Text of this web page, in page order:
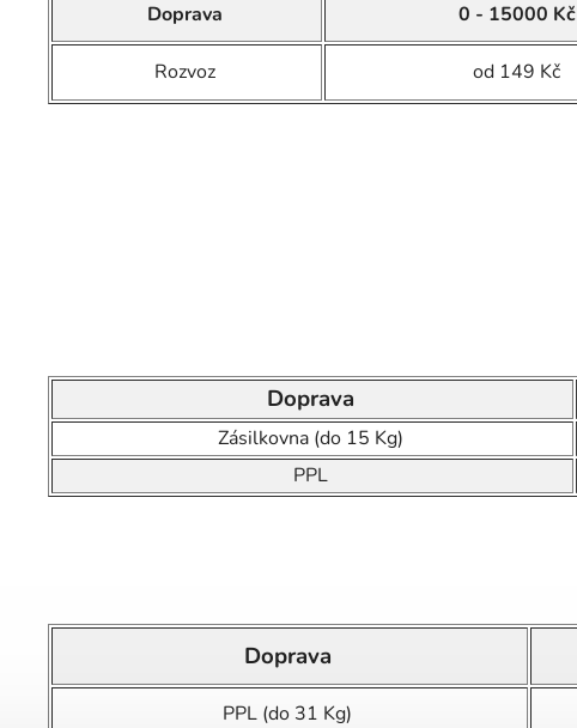
Doprava 0 - 15000 Kč
Rozvoz od 149 Kč
Doprava
Zásilkovna (do 15 Kg)
PPL
Doprava
PPL (do 31 Kg)